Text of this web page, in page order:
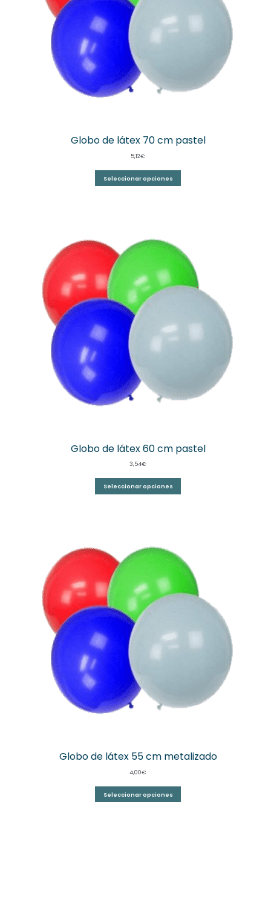
Globo de látex 70 cm pastel
5,12€
Seleccionar opciones
Globo de látex 60 cm pastel
3,54€
Seleccionar opciones
Globo de látex 55 cm metalizado
4,00€
Seleccionar opciones